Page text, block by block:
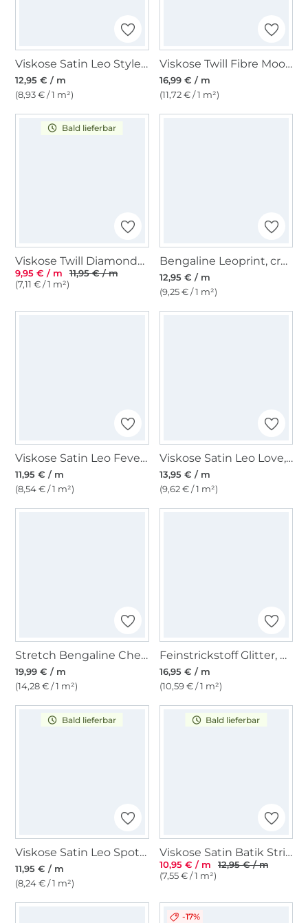
Viskose Satin Leo Style, braun
12,95 € / m
(8,93 € / 1 m²)
Viskose Twill Fibre Mood, grauweiß
16,99 € / m
(11,72 € / 1 m²)
Bald lieferbar
Viskose Twill Diamonds, olivgrün
9,95 € / m
11,95 € / m
(7,11 € / 1 m²)
Bengaline Leoprint, creme
12,95 € / m
(9,25 € / 1 m²)
Viskose Satin Leo Fever, braun
11,95 € / m
(8,54 € / 1 m²)
Viskose Satin Leo Love, braun
13,95 € / m
(9,62 € / 1 m²)
Stretch Bengaline Check Fibre Mood, creme
19,99 € / m
(14,28 € / 1 m²)
Feinstrickstoff Glitter, beige
16,95 € / m
(10,59 € / 1 m²)
Bald lieferbar
Viskose Satin Leo Spots, braun
11,95 € / m
(8,24 € / 1 m²)
Bald lieferbar
Viskose Satin Batik Stripes, orange
10,95 € / m
12,95 € / m
(7,55 € / 1 m²)
-17%